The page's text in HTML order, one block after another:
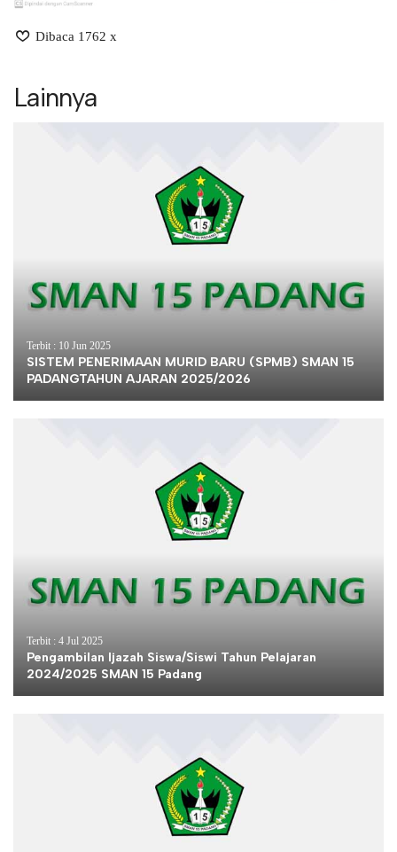
Dibaca 1762 x
Lainnya
Terbit : 10 Jun 2025
SISTEM PENERIMAAN MURID BARU (SPMB) SMAN 15
PADANGTAHUN AJARAN 2025/2026
Terbit : 4 Jul 2025
Pengambilan Ijazah Siswa/Siswi Tahun Pelajaran
2024/2025 SMAN 15 Padang